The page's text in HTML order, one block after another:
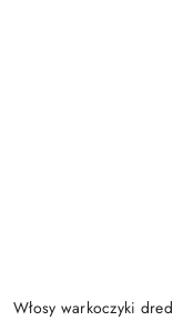
Włosy warkoczyki